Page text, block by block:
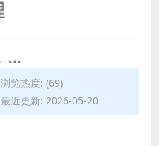
浏览热度: (69)
最近更新: 2026-05-20